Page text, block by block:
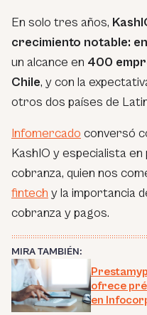
En solo tres años,
crecimiento notable:
un alcance en 400
Chile, y con la
otros dos países de
Infomercado conversó
KashIO y especialista
cobranza, quien nos
fintech y la importancia
cobranza y pagos.
MIRA TAMBIÉN:
ofrece
en